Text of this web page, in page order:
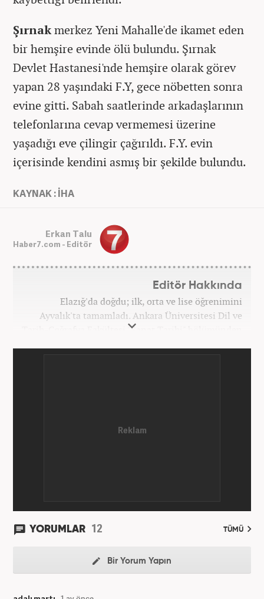
Şırnakmerkez Yeni Mahalle'de ikamet eden
bir hemşire evinde ölü bulundu. Şırnak
Devlet Hastanesi'nde hemşire olarak görev
yapan 28 yaşındaki F.Y, gece nöbetten sonra
evine gitti. Sabah saatlerinde arkadaşlarının
telefonlarına cevap vermemesi üzerine
yaşadığı eve çilingir çağırıldı. F.Y. evin
içerisinde kendini asmış bir şekilde bulundu.
KAYNAK : İHA
Erkan Talu
Haber7.com - Editör
Editör Hakkında
Elazığ'da doğdu; ilk, orta ve lise öğrenimini
Ayvalık'ta tamamladı. Ankara Üniversitesi Dil ve
Tarih-Coğrafya Fakültesi "Sanat Tarihi" bölümünden
YORUMLAR 12 TÜMÜ
Bir Yorum Yapın